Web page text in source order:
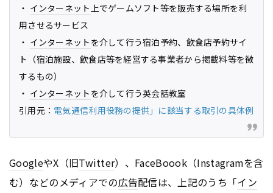
・ インターネット 上でゲームソフト等を販売する場所を利
用させるサービス
・ インターネット を介して行う宿泊予約、飲食店予約サイ
ト（宿泊施設、飲食店等を経営する事業者から掲載料等を徴
するもの）
・ インターネット を介して行う英会話教室
引用元： 電気通信利用役務の提供」に該当する取引の具体例
GoogleやX（旧Twitter）、FaceBoook（Instagramを含
む）などのメディアでの広告配信は、上記のうち「イン